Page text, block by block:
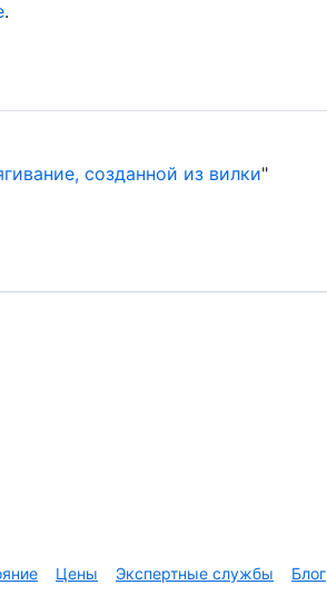
.
созданной из вилки"
Цены Экспертные службы Блог